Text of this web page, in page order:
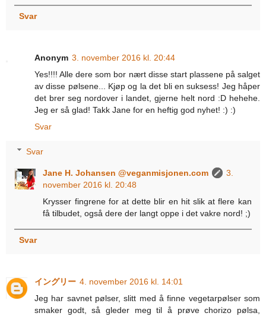
Svar
Anonym 3. november 2016 kl. 20:44
Yes!!!! Alle dere som bor nært disse start plassene på salget
av disse pølsene... Kjøp og la det bli en suksess! Jeg håper
det brer seg nordover i landet, gjerne helt nord :D hehehe.
Jeg er så glad! Takk Jane for en heftig god nyhet! :) :)
Svar
Svar
Jane H. Johansen @veganmisjonen.com
3.
november 2016 kl. 20:48
Krysser fingrene for at dette blir en hit slik at flere kan
få tilbudet, også dere der langt oppe i det vakre nord! ;)
Svar
イングリー 4. november 2016 kl. 14:01
Jeg har savnet pølser, slitt med å finne vegetarpølser som
smaker godt, så gleder meg til å prøve chorizo pølsa,